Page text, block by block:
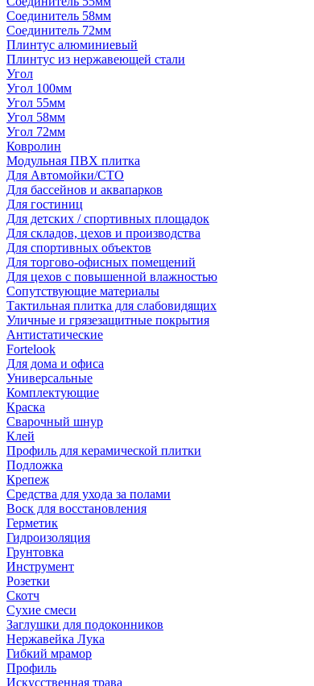
Соединитель 58мм
Соединитель 72мм
Плинтус алюминиевый
Плинтус из нержавеющей стали
Угол
Угол 100мм
Угол 55мм
Угол 58мм
Угол 72мм
Ковролин
Модульная ПВХ плитка
Для Автомойки/СТО
Для бассейнов и аквапарков
Для гостиниц
Для детских / спортивных площадок
Для складов, цехов и производства
Для спортивных объектов
Для торгово-офисных помещений
Для цехов с повышенной влажностью
Сопутствующие материалы
Тактильная плитка для слабовидящих
Уличные и грязезащитные покрытия
Антистатические
Fortelook
Для дома и офиса
Универсальные
Комплектующие
Краска
Сварочный шнур
Клей
Профиль для керамической плитки
Подложка
Крепеж
Средства для ухода за полами
Воск для восстановления
Герметик
Гидроизоляция
Грунтовка
Инструмент
Розетки
Скотч
Сухие смеси
Заглушки для подоконников
Нержавейка Лука
Гибкий мрамор
Профиль
Искусственная трава